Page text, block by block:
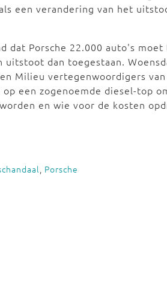
een verandering van het
dat Porsche 22.000 auto's
uitstoot dan toegestaan.
Milieu vertegenwoordigers
een zogenoemde diesel-top
en wie voor de kosten
, Porsche